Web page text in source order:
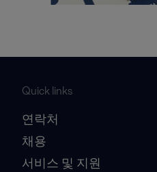
Quick links
연락처
채용
서비스 및 지원